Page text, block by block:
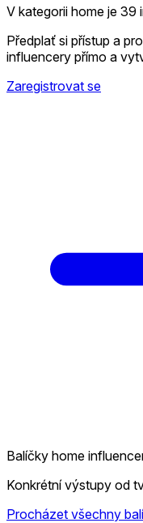
V kategorii home je 39
Předplať si přístup a
influencery přímo a
Zaregistrovat se
Balíčky home
Konkrétní výstupy od
Procházet všechny